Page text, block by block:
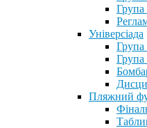
Група
Універсіада
Група
Пляжний